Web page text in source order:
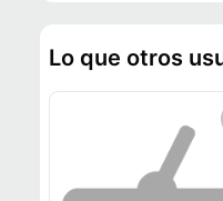
Lo que otros